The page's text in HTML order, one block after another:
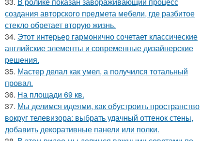
создания авторского предмета мебели, где разбитое
стекло обретает вторую жизнь.
34. Этот интерьер гармонично сочетает классические
английские элементы и современные дизайнерские
решения.
35. Мастер делал как умел, а получился тотальный
провал.
36. На площади 69 кв.
37. Мы делимся идеями, как обустроить пространство
вокруг телевизора: выбрать удачный оттенок стены,
добавить декоративные панели или полки.